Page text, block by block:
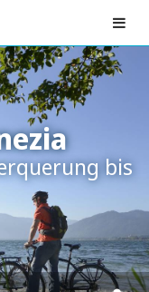
bis